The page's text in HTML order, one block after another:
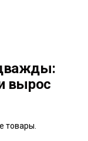
вырос
товары.